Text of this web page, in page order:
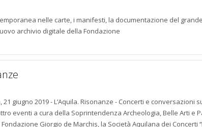
nelle carte, i manifesti, la documentazione del
archivio digitale della Fondazione
21 giugno 2019 - L’Aquila. Risonanze - Concerti e
eventi a cura della Soprintendenza Archeologia, Belle Arti e
Giorgio de Marchis, la Società Aquilana dei Concerti